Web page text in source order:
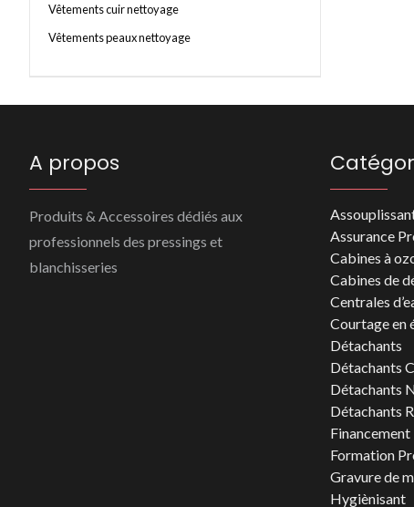
Vêtements cuir nettoyage
Vêtements peaux nettoyage
A propos
Produits & Accessoires dédiés aux
professionnels des pressings et
blanchisseries
Assurance
Cabines à
Cabines de
Centrales
Courtage en
Détachants
Détachants
Détachants
Détachants
Financement
Formation
Gravure de
Hygiènisant